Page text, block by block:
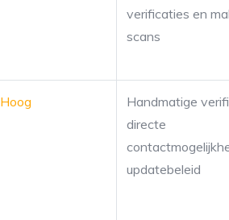
verificaties en
scans
Hoog
Handmatige
directe
updatebeleid